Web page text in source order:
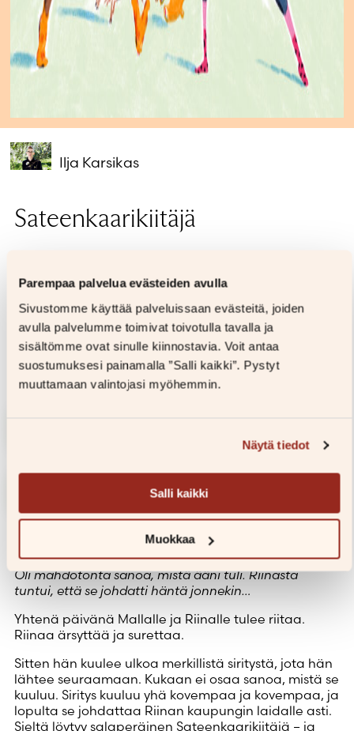
Parempaa palvelua evästeiden avulla
Sivustomme käyttää palveluissaan evästeitä, joiden
avulla palvelumme toimivat toivotulla tavalla ja
sisältömme ovat sinulle kiinnostavia. Voit antaa
suostumuksesi painamalla ”Salli kaikki”. Pystyt
muuttamaan valintojasi myöhemmin.
Näytä tiedot
Salli kaikki
Muokkaa
Ilja Karsikas
Sateenkaarikiitäjä
–52%
Alin hinta 30 päivään:12,00 €
Formaatti
KovakantinenKovakantinen
Kaupunki tuntui olevan täynnä siritystä.
Oli mahdotonta sanoa, mistä ääni tuli. Riinasta
tuntui, että se johdatti häntä jonnekin…
Yhtenä päivänä Mallalle ja Riinalle tulee riitaa.
Riinaa ärsyttää ja surettaa.
Sitten hän kuulee ulkoa merkillistä siritystä, jota hän
lähtee seuraamaan. Kukaan ei osaa sanoa, mistä se
kuuluu. Siritys kuuluu yhä kovempaa ja kovempaa, ja
lopulta se johdattaa Riinan kaupungin laidalle asti.
Sieltä löytyy salaperäinen Sateenkaarikiitäjä – ja